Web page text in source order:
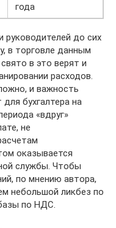
года
руководителей до сих
в торговле данным
в это верят и
расходов.
и важность
бухгалтера на
«вдруг»
не
оказывается
службы. Чтобы
по мнению автора,
небольшой ликбез по
по НДС.